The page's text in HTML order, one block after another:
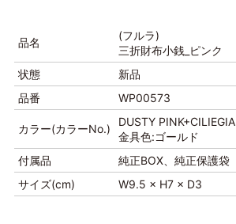
品名
(フルラ)
三折財布小銭_ピンク
状態
新品
品番
WP00573
カラー(カラーNo.)
DUSTY PINK+CILIEGIA
金具色:ゴールド
付属品
純正BOX、純正保護袋
サイズ(cm)
W9.5 × H7 × D3